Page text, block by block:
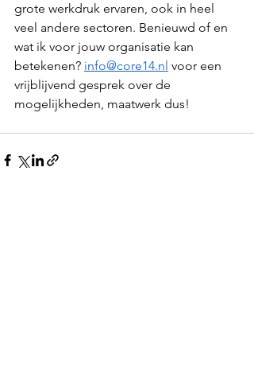
grote werkdruk ervaren, ook in heel
veel andere sectoren. Benieuwd of en
wat ik voor jouw organisatie kan
betekenen? info@core14.nl voor een
vrijblijvend gesprek over de
mogelijkheden, maatwerk dus!